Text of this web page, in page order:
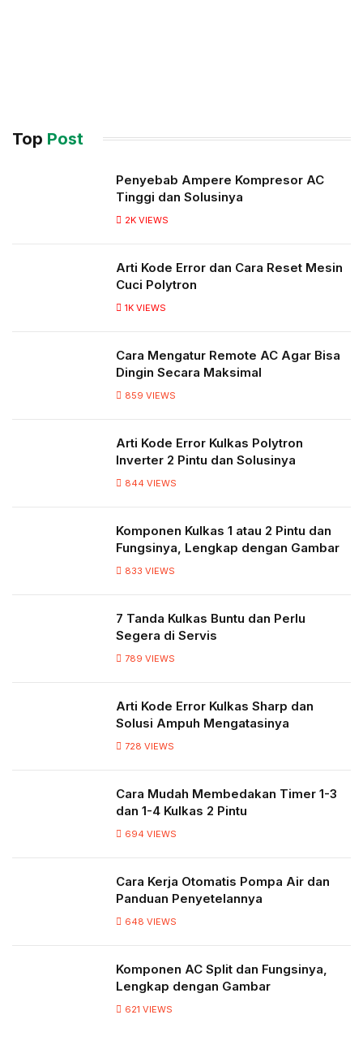
Top Post
Penyebab Ampere Kompresor AC
Tinggi dan Solusinya
2K VIEWS
Arti Kode Error dan Cara Reset Mesin
Cuci Polytron
1K VIEWS
Cara Mengatur Remote AC Agar Bisa
Dingin Secara Maksimal
859 VIEWS
Arti Kode Error Kulkas Polytron
Inverter 2 Pintu dan Solusinya
844 VIEWS
Komponen Kulkas 1 atau 2 Pintu dan
Fungsinya, Lengkap dengan Gambar
833 VIEWS
7 Tanda Kulkas Buntu dan Perlu
Segera di Servis
789 VIEWS
Arti Kode Error Kulkas Sharp dan
Solusi Ampuh Mengatasinya
728 VIEWS
Cara Mudah Membedakan Timer 1-3
dan 1-4 Kulkas 2 Pintu
694 VIEWS
Cara Kerja Otomatis Pompa Air dan
Panduan Penyetelannya
648 VIEWS
Komponen AC Split dan Fungsinya,
Lengkap dengan Gambar
621 VIEWS